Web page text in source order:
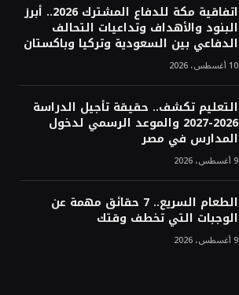
اتفاقية مكة للدفاع المشترك 2026.. أبرز
البنود والأهداف وتداعيات التحالف
الدفاعي بين السعودية وتركيا وباكستان
10 أغسطس، 2026
التعليم تكشف.. حقيقة تأجيل الدراسة
2026-2027 والموعد الرسمي لدخول
المدارس في مصر
9 أغسطس، 2026
الطعام السريع.. 7 حقائق مهمة عن
الوجبات التي تخطف وقتك
9 أغسطس، 2026